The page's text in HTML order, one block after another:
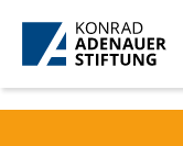
Skip to Main Content